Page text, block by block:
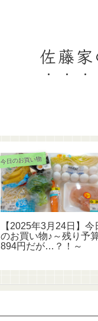
佐藤
今日のお買い物
【2025年3月24日】今
のお買い物♪～残り予
894円だが…？！～